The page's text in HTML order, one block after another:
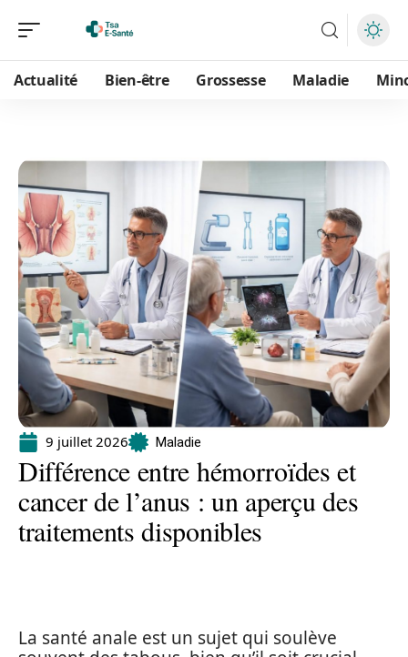
Actualité Bien-être Grossesse Maladie
9 juillet 2026 Maladie
Différence entre hémorroïdes et
cancer de l’anus : un aperçu des
traitements disponibles
La santé anale est un sujet qui soulève